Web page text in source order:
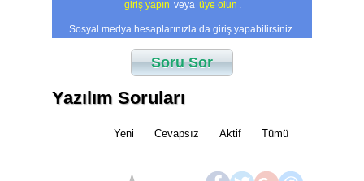
giriş yapın veya üye olun
Sosyal medya hesaplarınızla da giriş yapabilirsiniz.
Soru Sor
Yazılım Soruları
Yeni Cevapsız Aktif Tümü